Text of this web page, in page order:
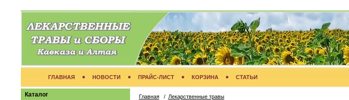
ГЛАВНАЯ НОВОСТИ ПРАЙС-ЛИСТ КОРЗИНА СТАТЬИ
Каталог Главная/ Лекарственные травы